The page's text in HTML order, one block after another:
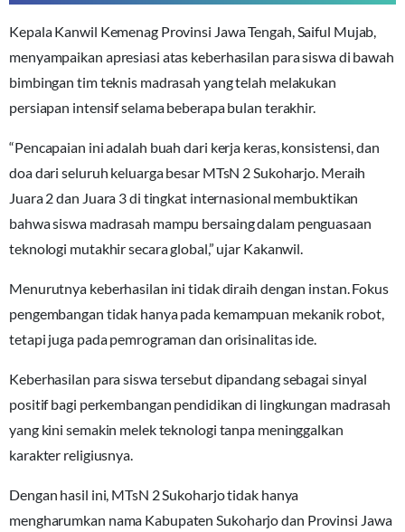
Kepala Kanwil Kemenag Provinsi Jawa Tengah, Saiful Mujab,
menyampaikan apresiasi atas keberhasilan para siswa di bawah
bimbingan tim teknis madrasah yang telah melakukan
persiapan intensif selama beberapa bulan terakhir.
“Pencapaian ini adalah buah dari kerja keras, konsistensi, dan
doa dari seluruh keluarga besar MTsN 2 Sukoharjo. Meraih
Juara 2 dan Juara 3 di tingkat internasional membuktikan
bahwa siswa madrasah mampu bersaing dalam penguasaan
teknologi mutakhir secara global,” ujar Kakanwil.
Menurutnya keberhasilan ini tidak diraih dengan instan. Fokus
pengembangan tidak hanya pada kemampuan mekanik robot,
tetapi juga pada pemrograman dan orisinalitas ide.
Keberhasilan para siswa tersebut dipandang sebagai sinyal
positif bagi perkembangan pendidikan di lingkungan madrasah
yang kini semakin melek teknologi tanpa meninggalkan
karakter religiusnya.
Dengan hasil ini, MTsN 2 Sukoharjo tidak hanya
mengharumkan nama Kabupaten Sukoharjo dan Provinsi Jawa